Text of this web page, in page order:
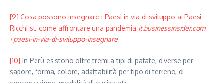
[9] Cosa possono insegnare i Paesi in via di sviluppo ai Paesi
Ricchi su come affrontare una pandemia it.businessinsider.com
› paesi-in-via-di-sviluppo-insegnare
[10] In Perù esistono oltre tremila tipi di patate, diverse per
sapore, forma, colore, adattabilità per tipo di terreno, di